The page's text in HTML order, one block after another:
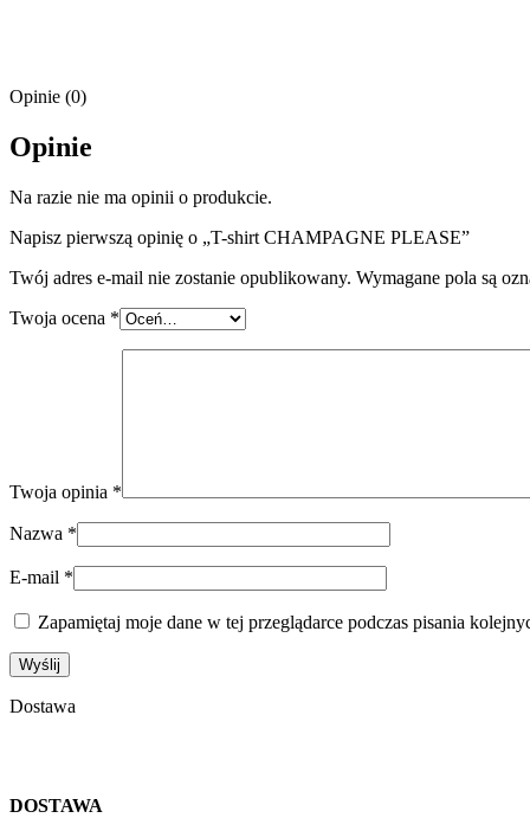
Opinie (0)
Opinie
Na razie nie ma opinii o produkcie.
Napisz pierwszą opinię o „T-shirt CHAMPAGNE PLEASE”
Twój adres e-mail nie zostanie opublikowany. Wymagane pola są
Twoja ocena *
Twoja opinia *
Nazwa *
E-mail *
Zapamiętaj moje dane w tej przeglądarce podczas pisania
Dostawa
DOSTAWA